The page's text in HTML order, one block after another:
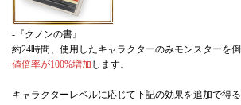
-『クノンの書』
約24時間、使用したキャラクターのみモンスターを
値倍率が100%増加 します。
キャラクターレベルに応じて下記の効果を追加で得る